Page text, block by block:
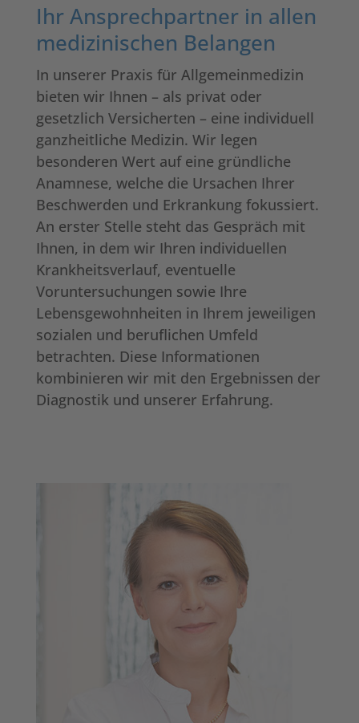
Ihr Ansprechpartner in allen
medizinischen Belangen
In unserer Praxis für Allgemeinmedizin
bieten wir Ihnen – als privat oder
gesetzlich Versicherten – eine individuell
ganzheitliche Medizin. Wir legen
besonderen Wert auf eine gründliche
Anamnese, welche die Ursachen Ihrer
Beschwerden und Erkrankung fokussiert.
An erster Stelle steht das Gespräch mit
Ihnen, in dem wir Ihren individuellen
Krankheitsverlauf, eventuelle
Voruntersuchungen sowie Ihre
Lebensgewohnheiten in Ihrem jeweiligen
sozialen und beruflichen Umfeld
betrachten. Diese Informationen
kombinieren wir mit den Ergebnissen der
Diagnostik und unserer Erfahrung.